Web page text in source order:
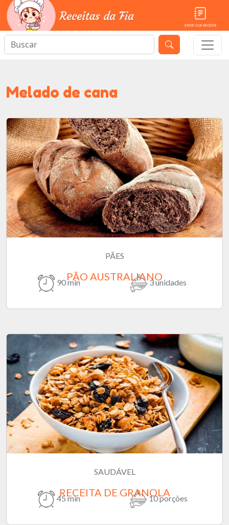
ENVIE SUA RECEITA
Melado de cana
PÃES
PÃO AUSTRALIANO
90 min 3 unidades
SAUDÁVEL
RECEITA DE GRANOLA
45 min 10 porções